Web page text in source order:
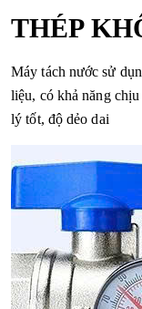
THÉP
Máy tách nước sử
liệu, có khả năng
lý tốt, độ dẻo dai